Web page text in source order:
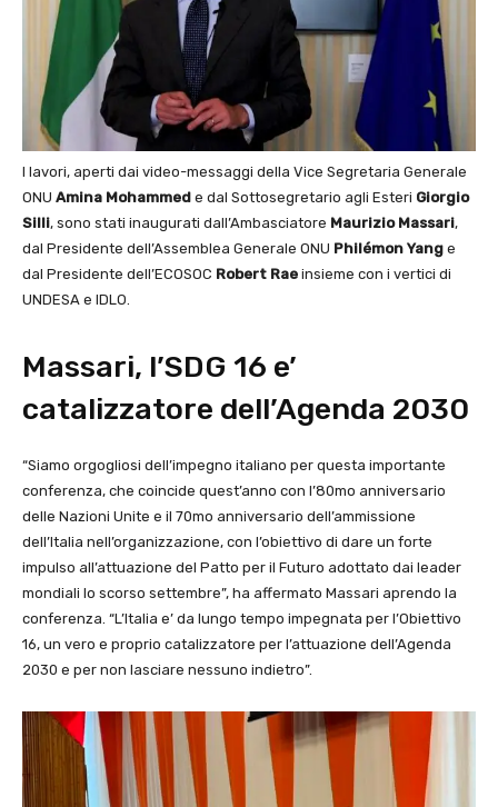
I lavori, aperti dai video-messaggi della Vice Segretaria Generale
ONU Amina Mohammed e dal Sottosegretario agli Esteri Giorgio
Silli, sono stati inaugurati dall’Ambasciatore Maurizio Massari,
dal Presidente dell’Assemblea Generale ONU Philémon Yang e
dal Presidente dell’ECOSOC Robert Rae insieme con i vertici di
UNDESA e IDLO.
Massari, l’SDG 16 e’
catalizzatore dell’Agenda 2030
“Siamo orgogliosi dell’impegno italiano per questa importante
conferenza, che coincide quest’anno con l’80mo anniversario
delle Nazioni Unite e il 70mo anniversario dell’ammissione
dell’Italia nell’organizzazione, con l’obiettivo di dare un forte
impulso all’attuazione del Patto per il Futuro adottato dai leader
mondiali lo scorso settembre”, ha affermato Massari aprendo la
conferenza. “L’Italia e’ da lungo tempo impegnata per l’Obiettivo
16, un vero e proprio catalizzatore per l’attuazione dell’Agenda
2030 e per non lasciare nessuno indietro”.